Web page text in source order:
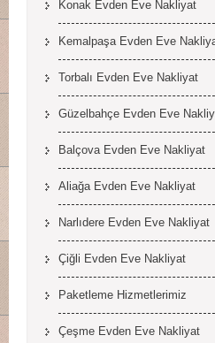
Konak Evden Eve Nakliyat
Kemalpaşa Evden Eve
Torbalı Evden Eve Nakliyat
Güzelbahçe Evden Eve
Balçova Evden Eve Nakliyat
Aliağa Evden Eve Nakliyat
Narlıdere Evden Eve Nakliyat
Çiğli Evden Eve Nakliyat
Paketleme Hizmetlerimiz
Çeşme Evden Eve Nakliyat